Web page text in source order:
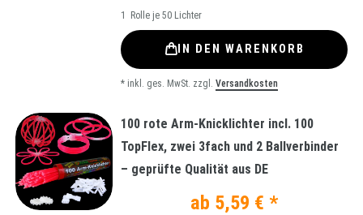
1 Rolle je 50 Lichter
IN DEN WARENKORB
* inkl. ges. MwSt. zzgl. Versandkosten
100 rote Arm-Knicklichter incl. 100
TopFlex, zwei 3fach und 2 Ballverbinder
– geprüfte Qualität aus DE
ab 5,59 € *